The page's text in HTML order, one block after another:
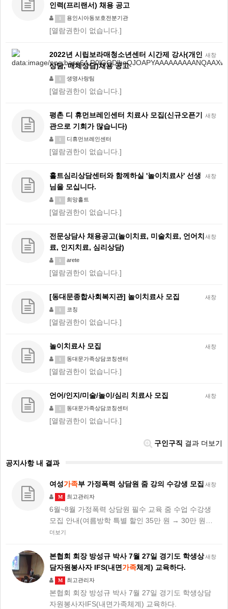
인력(프리랜서) 채용 공고
용인시아동보호전분기관
[열람권한이 없습니다.]
새창
2022년 시립보라매청소년센터 시간제 강사(개인
상담, 매체상담)채용 공고
생명사랑팀
[열람권한이 없습니다.]
새창
평촌 디 휴먼브레인센터 치료사 모집(신규오픈기
관으로 기회가 많습니다)
디휴먼브레인센터
[열람권한이 없습니다.]
새창
홀트심리상담센터와 함께하실 '놀이치료사' 선생
님을 모십니다.
희망홀트
[열람권한이 없습니다.]
새창
전문상담사 채용공고(놀이치료, 미술치료, 언어치
료, 인지치료, 심리상담)
arete
[열람권한이 없습니다.]
새창
[동대문종합사회복지관] 놀이치료사 모집
코칭
[열람권한이 없습니다.]
새창
놀이치료사 모집
동대문가족상담코칭센터
[열람권한이 없습니다.]
새창
언어/인지/미술/놀이/심리 치료사 모집
동대문가족상담코칭센터
[열람권한이 없습니다.]
구인구직 결과 더보기
공지사항 내 결과
새창
여성가족부 가정폭력 상담원 줌 강의 수강생 모집
M 최고관리자
6월~8월 가정폭력 상담원 필수 교육 줌 수업 수강생
모집 안내(여름방학 특별 할인 35만 원 → 30만 원…
더보기
새창
본협회 회장 방성규 박사 7월 27일 경기도 학생상
담자원봉사자 IFS(내면가족체계) 교육하다.
M 최고관리자
본협회 회장 방성규 박사 7월 27일 경기도 학생상담
자원봉사자IFS(내면가족체계) 교육하다.